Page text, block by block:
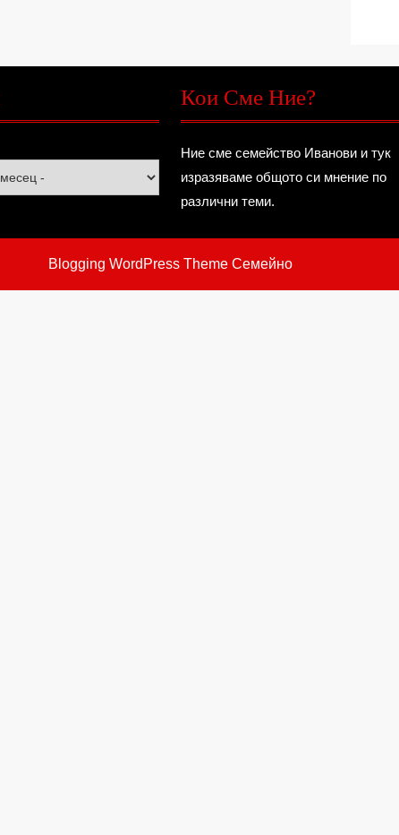
Кои Сме Ние?
Ние сме семейство Иванови и тук
изразяваме общото си мнение по
различни теми.
Blogging WordPress ThemeСемейно